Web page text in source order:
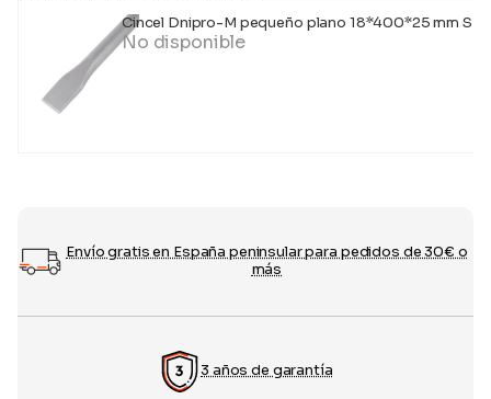
Cincel Dnipro-M pequeño plano 18*400*25 mm
No disponible
Envío gratis en España peninsular para pedidos de 30€ o
más
3 años de garantía